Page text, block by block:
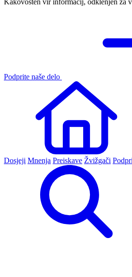
Kakovosten vir informacij, odklenjen za
Podprite naše delo
Dosjeji Mnenja Preiskave Žvižgači